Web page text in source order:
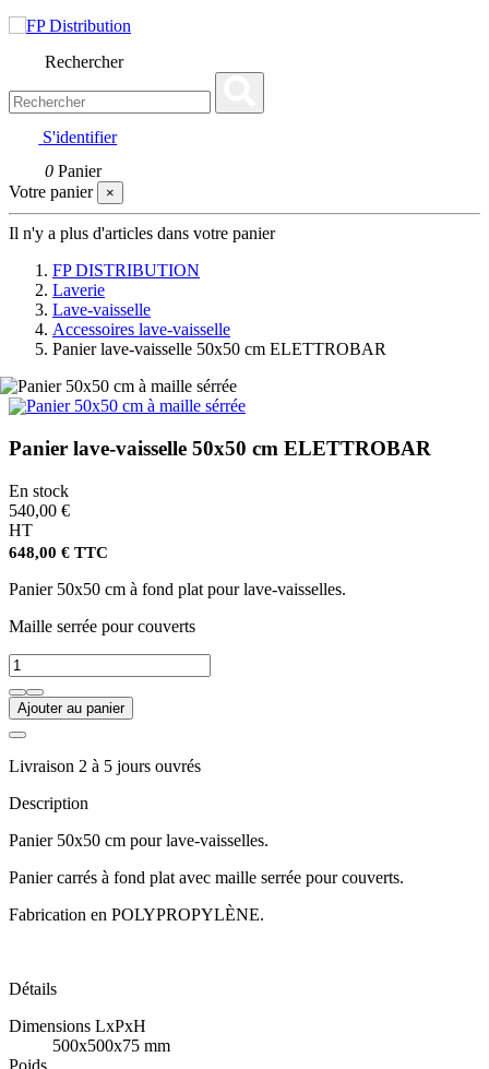
Rechercher
S'identifier
0 Panier
Votre panier
×
Il n'y a plus d'articles dans votre panier
FP DISTRIBUTION
Laverie
Lave-vaisselle
Accessoires lave-vaisselle
Panier lave-vaisselle 50x50 cm ELETTROBAR
Panier lave-vaisselle 50x50 cm ELETTROBAR
En stock
540,00 €
HT
648,00 € TTC
Panier 50x50 cm à fond plat pour lave-vaisselles.
Maille serrée pour couverts
Ajouter au panier
Livraison 2 à 5 jours ouvrés
Description
Panier 50x50 cm pour lave-vaisselles.
Panier carrés à fond plat avec maille serrée pour couverts.
Fabrication en POLYPROPYLÈNE.
Détails
Dimensions LxPxH
500x500x75 mm
Poids